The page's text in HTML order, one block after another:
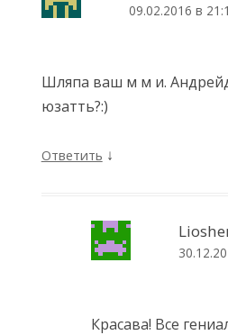
09.02.2016 в
Шляпа ваш м м и.
юзатть?:)
Ответить ↓
Красава! Все